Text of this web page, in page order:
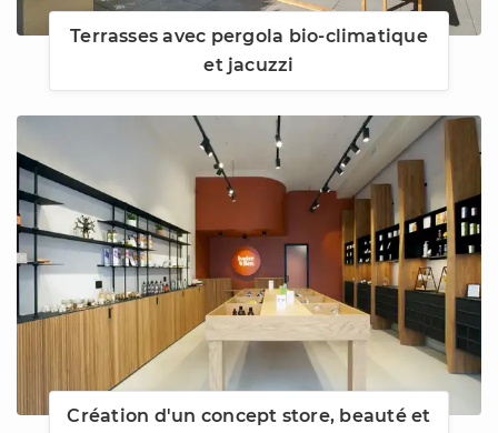
Terrasses avec pergola bio-climatique
et jacuzzi
Création d'un concept store, beauté et